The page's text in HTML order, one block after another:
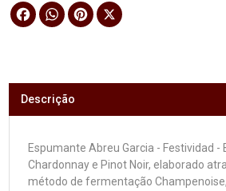
FacebookWhatsApp
Pinterest
Descrição
Espumante Abreu Garcia - Festividad -
Chardonnay e Pinot Noir, elaborado
método de fermentação